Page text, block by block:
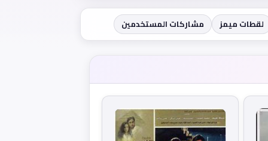
لقطات ميمز مشاركات المستخدمين